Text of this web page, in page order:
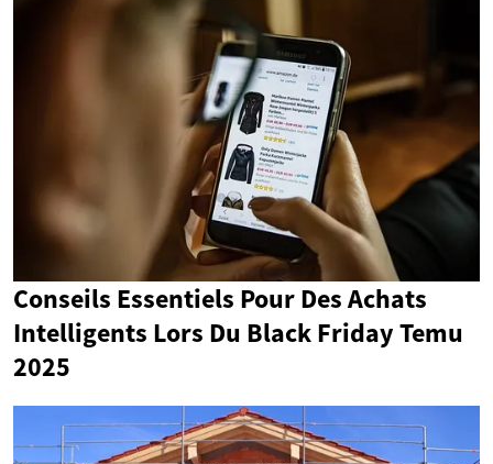
Conseils Essentiels Pour Des Achats
Intelligents Lors Du Black Friday Temu
2025